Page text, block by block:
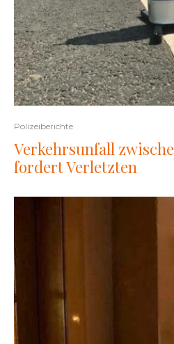
Polizeiberichte
Verkehrsunfall
fordert Verletzten